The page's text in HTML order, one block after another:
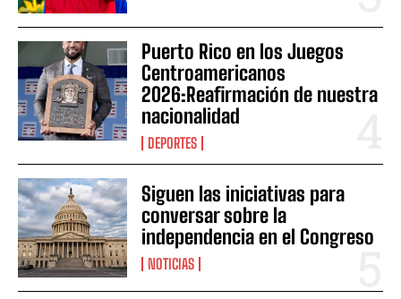
Puerto Rico en los Juegos
Centroamericanos
2026:Reafirmación de nuestra
nacionalidad
DEPORTES
Siguen las iniciativas para
conversar sobre la
independencia en el Congreso
NOTICIAS